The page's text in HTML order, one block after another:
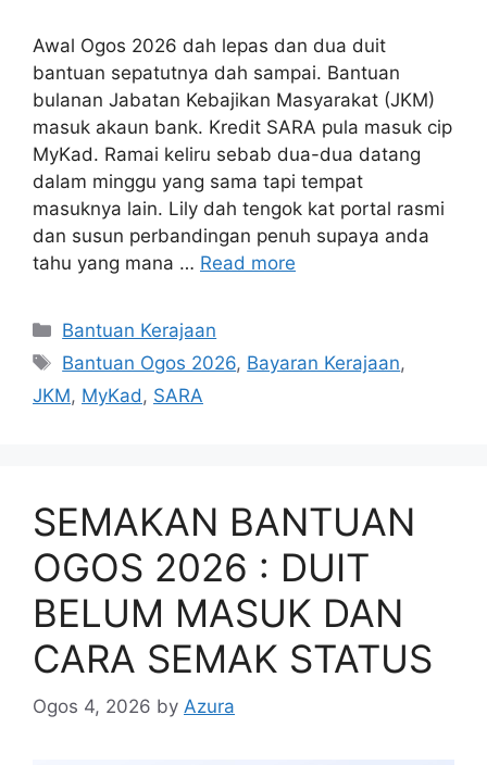
Awal Ogos 2026 dah lepas dan dua duit
bantuan sepatutnya dah sampai. Bantuan
bulanan Jabatan Kebajikan Masyarakat (JKM)
masuk akaun bank. Kredit SARA pula masuk cip
MyKad. Ramai keliru sebab dua-dua datang
dalam minggu yang sama tapi tempat
masuknya lain. Lily dah tengok kat portal rasmi
dan susun perbandingan penuh supaya anda
tahu yang mana … Read more
Categories
Bantuan Kerajaan
Tags
Bantuan Ogos 2026, Bayaran Kerajaan,
JKM, MyKad , SARA
SEMAKAN BANTUAN
OGOS 2026 : DUIT
BELUM MASUK DAN
CARA SEMAK STATUS
Ogos 4, 2026 by Azura